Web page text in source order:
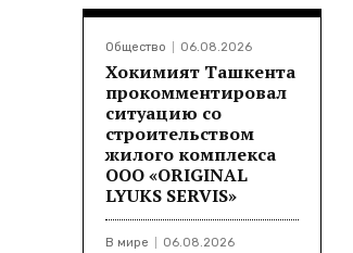
Общество 06.08.2026
Хокимият Ташкента
прокомментировал
ситуацию со
строительством
жилого комплекса
ООО «ORIGINAL
LYUKS SERVIS»
В мире 06.08.2026